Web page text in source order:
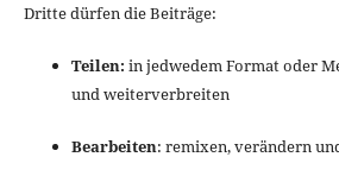
Dritte dürfen die Beiträge:
Teilen: in jedwedem Format oder
und weiterverbreiten
Bearbeiten: remixen, verändern